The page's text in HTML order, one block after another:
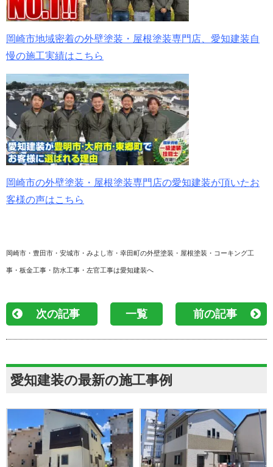
岡崎市地域密着の外壁塗装・屋根塗装専門店、愛知建装自
慢の施工実績はこちら
岡崎市の外壁塗装・屋根塗装専門店の愛知建装が頂いたお
客様の声はこちら
岡崎市・豊田市・安城市・みよし市・幸田町の外壁塗装・屋根塗装・コーキング工
事・板金工事・防水工事・左官工事は愛知建装へ
次の記事 一覧 前の記事
愛知建装の最新の施工事例